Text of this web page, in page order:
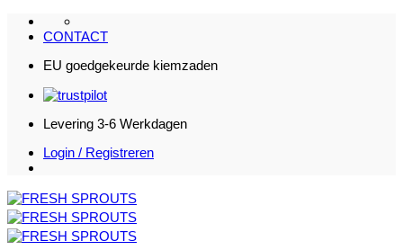
naar
CONTACT
EU goedgekeurde kiemzaden
Levering 3-6 Werkdagen
Login / Registreren